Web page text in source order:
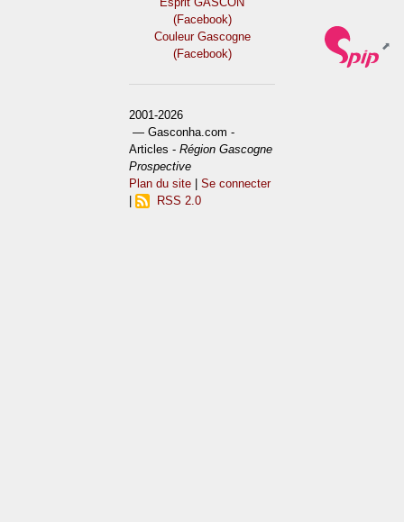
(Facebook)
Couleur Gascogne
(Facebook)
2001-2026
— Gasconha.com -
Articles -Région Gascogne
Prospective
Plan du site |Se connecter
RSS 2.0